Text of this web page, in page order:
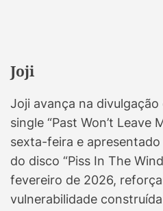
Joji
Joji avança na
single “Past Won’t Leave
sexta-feira e
do disco “Piss In The
fevereiro de 2026,
vulnerabilidade